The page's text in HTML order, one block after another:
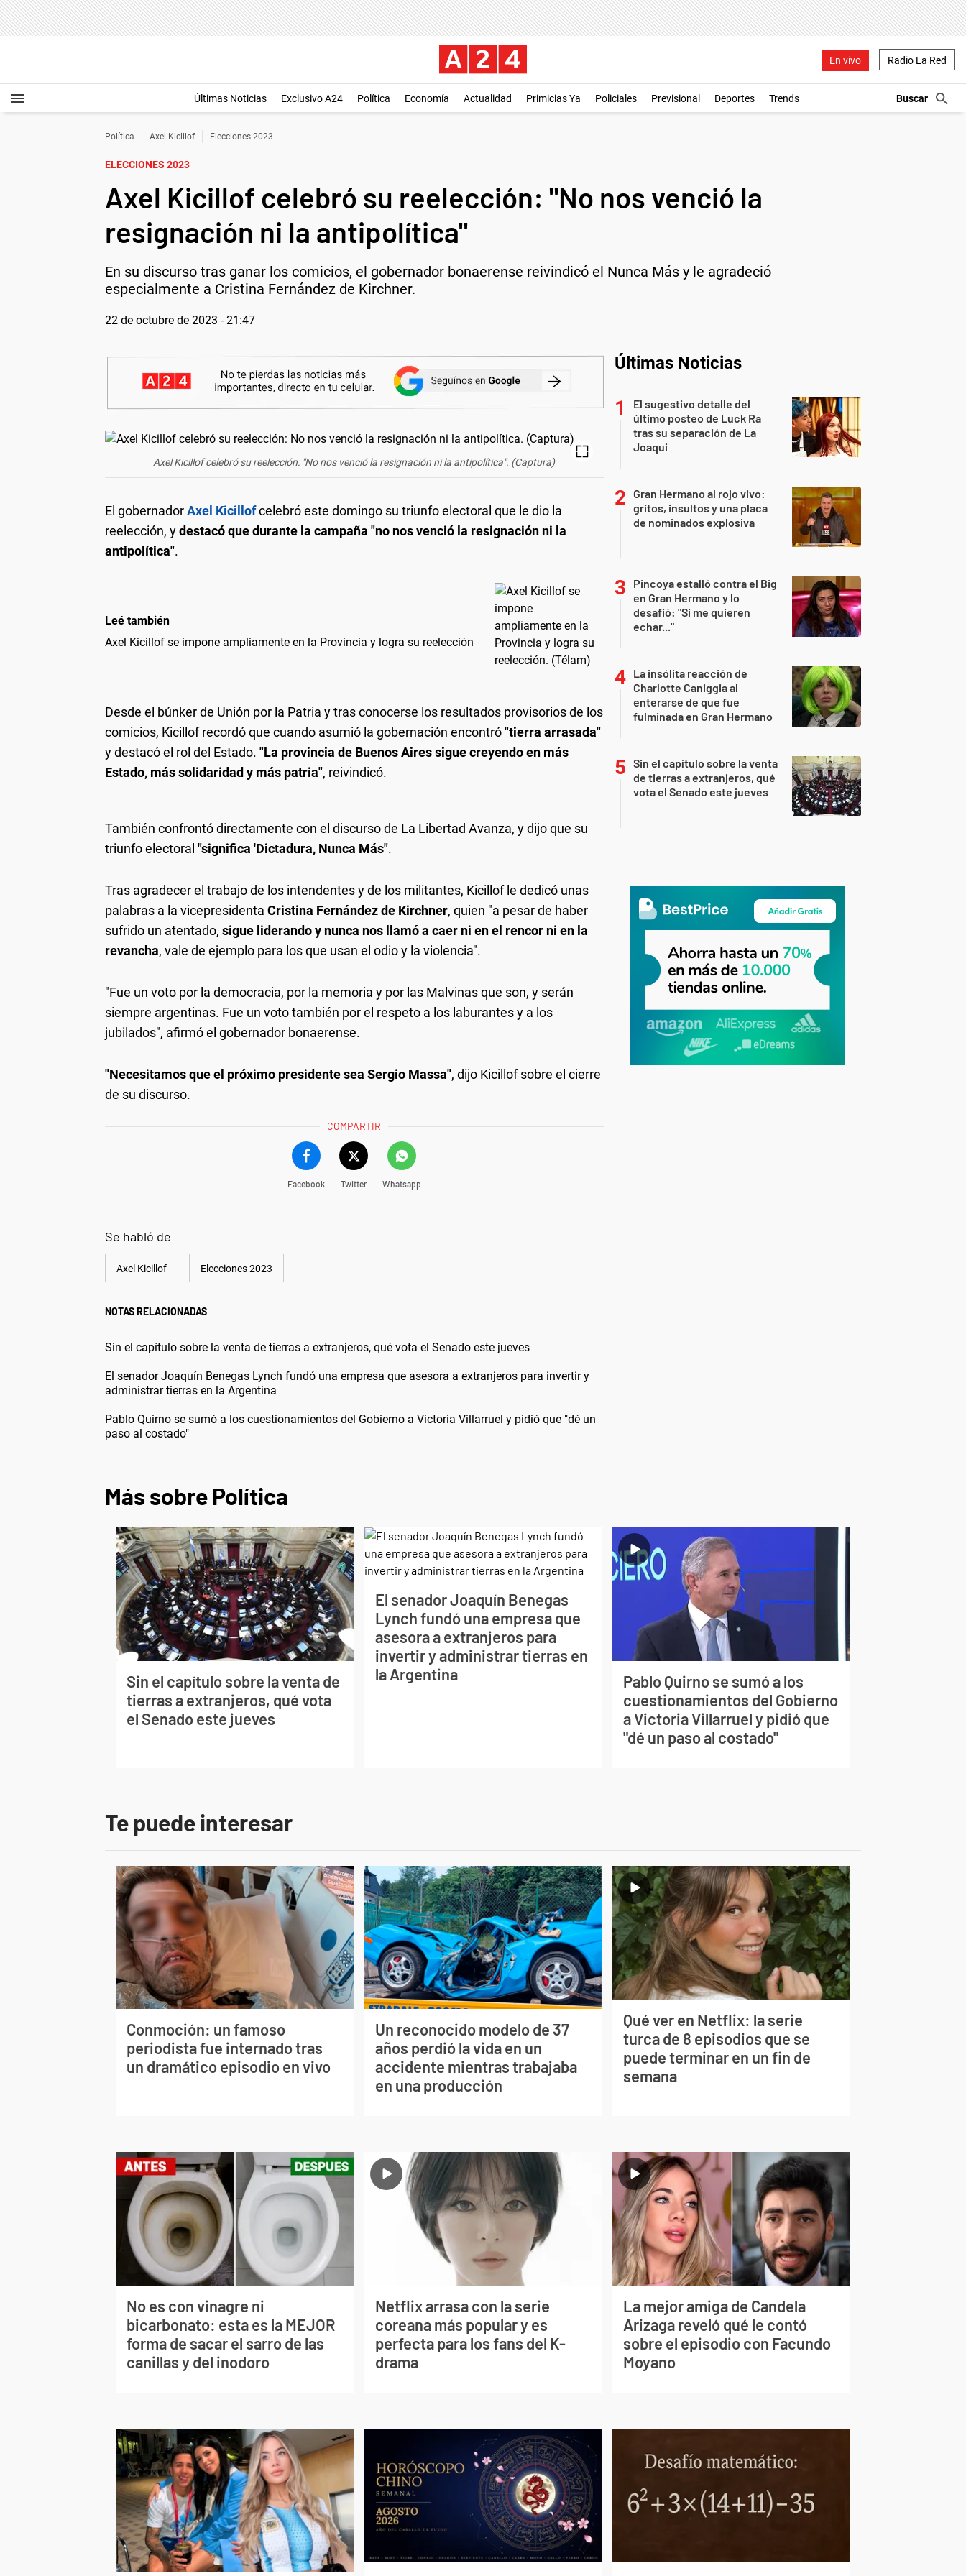
En vivo Radio La Red
Últimas Noticias Exclusivo A24 Política Economía Actualidad Primicias Ya Policiales Previsional Deportes Trends
Política Axel Kicillof Elecciones 2023
ELECCIONES 2023
Axel Kicillof celebró su reelección: "No nos venció la
resignación ni la antipolítica"
En su discurso tras ganar los comicios, el gobernador bonaerense reivindicó el Nunca Más y le agradeció
especialmente a Cristina Fernández de Kirchner.
22 de octubre de 2023 - 21:47
Axel Kicillof celebró su reelección: "No nos venció la resignación ni la antipolítica". (Captura)
El gobernadorAxel Kicillofcelebró este domingo su triunfo electoral que le dio la
reelección, ydestacó que durante la campaña "no nos venció la resignación ni la
antipolítica".
Leé también
Axel Kicillof se impone ampliamente en la Provincia y logra su reelección
Desde el búnker de Unión por la Patria y tras conocerse los resultados provisorios de los
comicios, Kicillof recordó que cuando asumió la gobernación encontró"tierra arrasada"
y destacó el rol del Estado. "La provincia de Buenos Aires sigue creyendo en más
Estado, más solidaridad y más patria", reivindicó.
También confrontó directamente con el discurso de La Libertad Avanza, y dijo que su
triunfo electoral "significa 'Dictadura, Nunca Más".
Tras agradecer el trabajo de los intendentes y de los militantes, Kicillof le dedicó unas
palabras a la vicepresidenta Cristina Fernández de Kirchner, quien "a pesar de haber
sufrido un atentado, sigue liderando y nunca nos llamó a caer ni en el rencor ni en la
revancha, vale de ejemplo para los que usan el odio y la violencia".
"Fue un voto por la democracia, por la memoria y por las Malvinas que son, y serán
siempre argentinas. Fue un voto también por el respeto a los laburantes y a los
jubilados", afirmó el gobernador bonaerense.
"Necesitamos que el próximo presidente sea Sergio Massa", dijo Kicillof sobre el cierre
de su discurso.
COMPARTIR
Facebook Twitter Whatsapp
Se habló de
Axel Kicillof Elecciones 2023
NOTAS RELACIONADAS
Sin el capítulo sobre la venta de tierras a extranjeros, qué vota el Senado este jueves
El senador Joaquín Benegas Lynch fundó una empresa que asesora a extranjeros para invertir y
administrar tierras en la Argentina
Pablo Quirno se sumó a los cuestionamientos del Gobierno a Victoria Villarruel y pidió que "dé un
paso al costado"
Últimas Noticias
El sugestivo detalle del
último posteo de Luck Ra
tras su separación de La
Joaqui
Gran Hermano al rojo vivo:
gritos, insultos y una placa
de nominados explosiva
Pincoya estalló contra el Big
en Gran Hermano y lo
desafió: "Si me quieren
echar..."
La insólita reacción de
Charlotte Caniggia al
enterarse de que fue
fulminada en Gran Hermano
Sin el capítulo sobre la venta
de tierras a extranjeros, qué
vota el Senado este jueves
Más sobre Política
Sin el capítulo sobre la venta de
tierras a extranjeros, qué vota
el Senado este jueves
El senador Joaquín Benegas
Lynch fundó una empresa que
asesora a extranjeros para
invertir y administrar tierras en
la Argentina
Pablo Quirno se sumó a los
cuestionamientos del Gobierno
a Victoria Villarruel y pidió que
"dé un paso al costado"
Te puede interesar
Conmoción: un famoso
periodista fue internado tras
un dramático episodio en vivo
Un reconocido modelo de 37
años perdió la vida en un
accidente mientras trabajaba
en una producción
Qué ver en Netflix: la serie
turca de 8 episodios que se
puede terminar en un fin de
semana
No es con vinagre ni
bicarbonato: esta es la MEJOR
forma de sacar el sarro de las
canillas y del inodoro
Netflix arrasa con la serie
coreana más popular y es
perfecta para los fans del K-
drama
La mejor amiga de Candela
Arizaga reveló qué le contó
sobre el episodio con Facundo
Moyano